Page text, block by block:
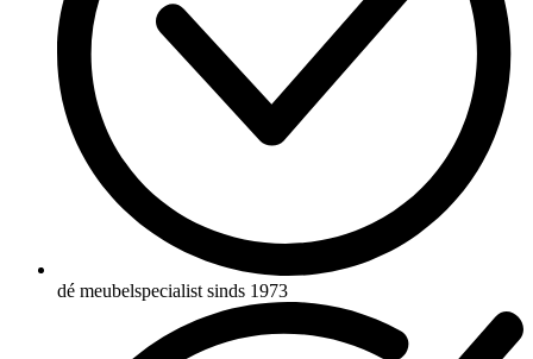
dé meubelspecialist sinds 1973